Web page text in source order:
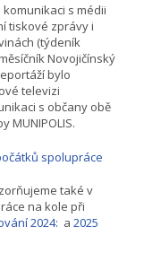
komunikaci s médii
tiskové zprávy i
(týdeník
Novojičínský
bylo
televizi
s občany obě
MUNIPOLIS.
spolupráce
také v
na kole při
2024: a 2025